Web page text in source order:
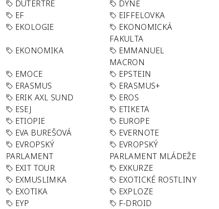
DUTERTRE
DÝNĚ
EF
EIFFELOVKA
EKOLOGIE
EKONOMICKÁ
FAKULTA
EKONOMIKA
EMMANUEL
MACRON
EMOCE
EPSTEIN
ERASMUS
ERASMUS+
ERIK AXL SUND
EROS
ESEJ
ETIKETA
ETIOPIE
EUROPE
EVA BUREŠOVÁ
EVERNOTE
EVROPSKÝ
PARLAMENT
EVROPSKÝ
PARLAMENT MLÁDEŽE
EXIT TOUR
EXKURZE
EXMUSLIMKA
EXOTICKÉ ROSTLINY
EXOTIKA
EXPLOZE
EYP
F-DROID